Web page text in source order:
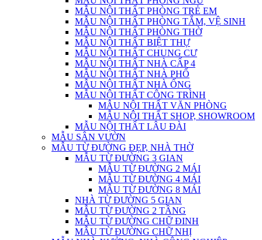
MẪU NỘI THẤT PHÒNG TRẺ EM
MẪU NỘI THẤT PHÒNG TẮM, VỆ SINH
MẪU NỘI THẤT PHÒNG THỜ
MẪU NỘI THẤT BIỆT THỰ
MẪU NỘI THẤT CHUNG CƯ
MẪU NỘI THẤT NHÀ CẤP 4
MẪU NỘI THẤT NHÀ PHỐ
MẪU NỘI THẤT NHÀ ỐNG
MẪU NỘI THẤT CÔNG TRÌNH
MẪU NỘI THẤT VĂN PHÒNG
MẪU NỘI THẤT SHOP, SHOWROOM
MẪU NỘI THẤT LÂU ĐÀI
MẪU SÂN VƯỜN
MẪU TỪ ĐƯỜNG ĐẸP, NHÀ THỜ
MẪU TỪ ĐƯỜNG 3 GIAN
MẪU TỪ ĐƯỜNG 2 MÁI
MẪU TỪ ĐƯỜNG 4 MÁI
MẪU TỪ ĐƯỜNG 8 MÁI
NHÀ TỪ ĐƯỜNG 5 GIAN
MẪU TỪ ĐƯỜNG 2 TẦNG
MẪU TỪ ĐƯỜNG CHỮ ĐINH
MẪU TỪ ĐƯỜNG CHỮ NHỊ